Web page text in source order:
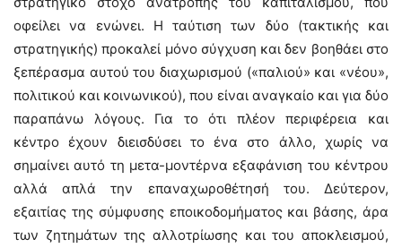
οφείλει να ενώνει. Η ταύτιση των δύο (τακτικής και
στρατηγικής) προκαλεί μόνο σύγχυση και δεν βοηθάει στο
ξεπέρασμα αυτού του διαχωρισμού («παλιού» και «νέου»,
πολιτικού και κοινωνικού), που είναι αναγκαίο και για δύο
παραπάνω λόγους. Για το ότι πλέον περιφέρεια και
κέντρο έχουν διεισδύσει το ένα στο άλλο, χωρίς να
σημαίνει αυτό τη μετα-μοντέρνα εξαφάνιση του κέντρου
αλλά απλά την επαναχωροθέτησή του. Δεύτερον,
εξαιτίας της σύμφυσης εποικοδομήματος και βάσης, άρα
των ζητημάτων της αλλοτρίωσης και του αποκλεισμού,